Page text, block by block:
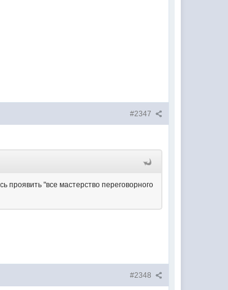
#2347
проявить "все мастерство переговорного
#2348